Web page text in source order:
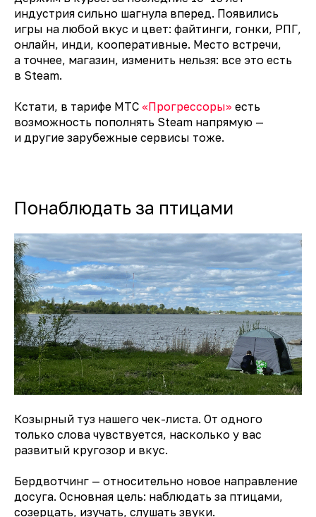
индустрия сильно шагнула вперед. Появились
игры на любой вкус и цвет: файтинги, гонки, РПГ,
онлайн, инди, кооперативные. Место встречи,
а точнее, магазин, изменить нельзя: все это есть
в Steam.
Кстати, в тарифе МТС «Прогрессоры» есть
возможность пополнять Steam напрямую —
и другие зарубежные сервисы тоже.
Понаблюдать за птицами
Козырный туз нашего чек-листа. От одного
только слова чувствуется, насколько у вас
развитый кругозор и вкус.
Бердвотчинг — относительно новое направление
досуга. Основная цель: наблюдать за птицами,
созерцать, изучать, слушать звуки.